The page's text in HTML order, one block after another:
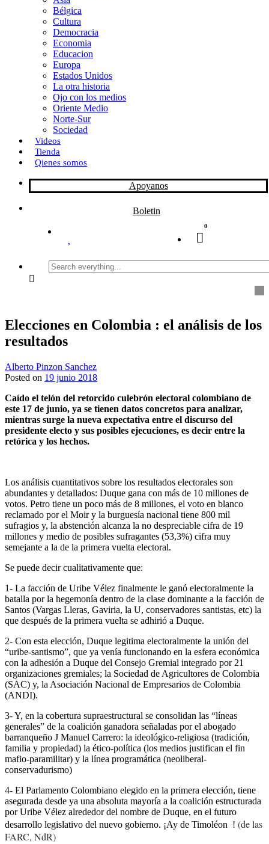
i
r
Bélgica
Cultura
Democracia
Economia
Educacion
Europa
Estados Unidos
La otra historia
Ojo con los medios
Oriente Medio
Norte-Sur
Sociedad
Videos
Tienda
Qienes somos
Apoyanos
Boletin
0
Search
everything...
Elecciones en Colombia : el análisis de los
resultados
Alberto Pinzon Sanchez
Posted on 19 junio 2018
Caído el telón del retorcido culebrón electoral colombiano de
este 17 de junio, ya se tienen datos concretos para analizar,
mientras surge la nueva expectativa entre el discurso del
presidente electo y sus posibles ejecuciones, es decir entre la
retórica y los hechos.
Los análisis cuantitativos sobre los resultados electorales son
abundantes y detallados: Duque gana con más de 10 millones de
votos. Petro tiene un poco más de 8 millones, el voto en blanco
reclamado por el Moir y la burguesía nacional tiene 800 mil
sufragios y, la abstención alcanza la no despreciable cifra de 19
millones y medio de posibles sufragantes (53,3%) cifra muy
semejante a la de la primera vuelta electoral.
Se puede decir cualitativamente que:
1- La facción de Uribe Vélez finalmente le ganó electoralmente la
batalla por la hegemonía dentro de la clase dominante a la facción de
Santos (Vargas Lleras, Gaviria, la U, conservadores santistas, etc) la
que después de la primera vuelta se adhirió a Duque.
2- Con esta elección, Duque legitima electoralmente la unión del
“uribe-santismo”, que ya venía funcionando en la esfera económica
con la adhesión a Duque del Consejo Gremial integrado por 21
organizaciones gremiales; la Sociedad de Agricultores de Colombia
(SAC) y, la Asociación Nacional de Empresarios de Colombia
(ANDI).
3- Y, en la cobertura supraestructural se consolidan las “líneas
generales” de la coalición ganadora señaladas por el abogado
barranqueño J Manuel Carrero: la ideológico-religiosa (tradición,
familia y propiedad) la ético-política (los medios justifican el fin
mafio-paramilitar) y la línea programática (neoliberal-
conservadurismo)
4- El Parlamento Colombiano elegido en la primera elección, tiene
asegurada desde ya una absoluta mayoría a la coalición estructurada
por Uribe Vélez alrededor del nombre de Duque, en el futuro
desarrollo legislativo del nuevo gobierno. ¡Ay de Timoléon ! (de las
FARC, NdR)